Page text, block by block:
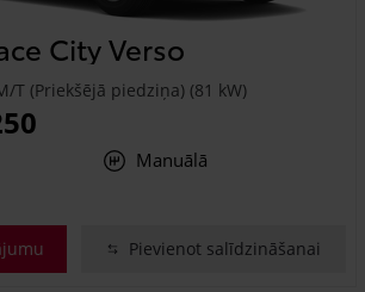
City Verso
T (Priekšējā piedziņa) (81 kW)
Manuālā
Pievienot salīdzināšanai